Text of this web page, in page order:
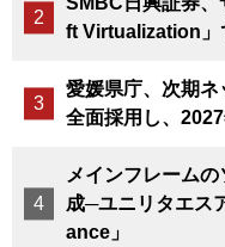
ft Virtualization」
愛媛県庁、次期
全面採用し、
メインフレーム
成─ユニリタエス
ance」